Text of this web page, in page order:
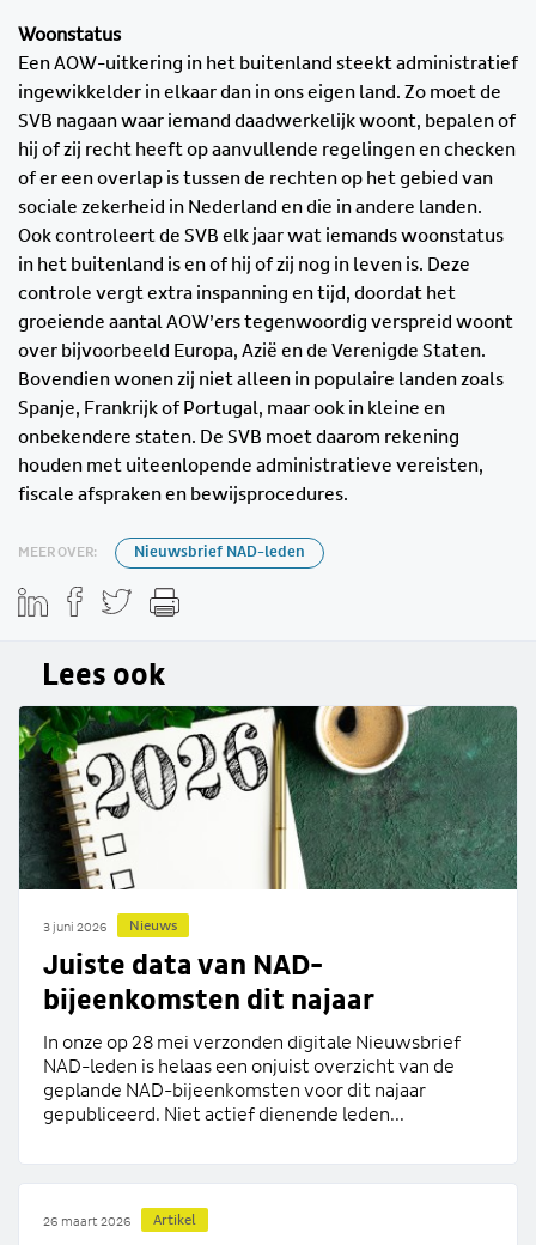
Woonstatus
Een AOW-uitkering in het buitenland steekt administratief
ingewikkelder in elkaar dan in ons eigen land. Zo moet de
SVB nagaan waar iemand daadwerkelijk woont, bepalen of
hij of zij recht heeft op aanvullende regelingen en checken
of er een overlap is tussen de rechten op het gebied van
sociale zekerheid in Nederland en die in andere landen.
Ook controleert de SVB elk jaar wat iemands woonstatus
in het buitenland is en of hij of zij nog in leven is. Deze
controle vergt extra inspanning en tijd, doordat het
groeiende aantal AOW’ers tegenwoordig verspreid woont
over bijvoorbeeld Europa, Azië en de Verenigde Staten.
Bovendien wonen zij niet alleen in populaire landen zoals
Spanje, Frankrijk of Portugal, maar ook in kleine en
onbekendere staten. De SVB moet daarom rekening
houden met uiteenlopende administratieve vereisten,
fiscale afspraken en bewijsprocedures.
MEER OVER: Nieuwsbrief NAD-leden
Lees ook
3 juni 2026 Nieuws
Juiste data van NAD-
bijeenkomsten dit najaar
In onze op 28 mei verzonden digitale Nieuwsbrief
NAD-leden is helaas een onjuist overzicht van de
geplande NAD-bijeenkomsten voor dit najaar
gepubliceerd. Niet actief dienende leden...
26 maart 2026 Artikel